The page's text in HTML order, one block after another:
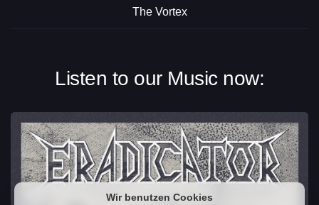
The Vortex
Listen to our Music now:
Wir benutzen Cookies